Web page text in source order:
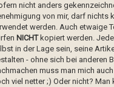
nicht anders
von mir, darf nichts
werden. Auch etwaige
NICHTkopiert werden.
in der Lage sein, seine
- ohne sich bei anderen
muss man mich
viel netter ;) Oder nicht? Man